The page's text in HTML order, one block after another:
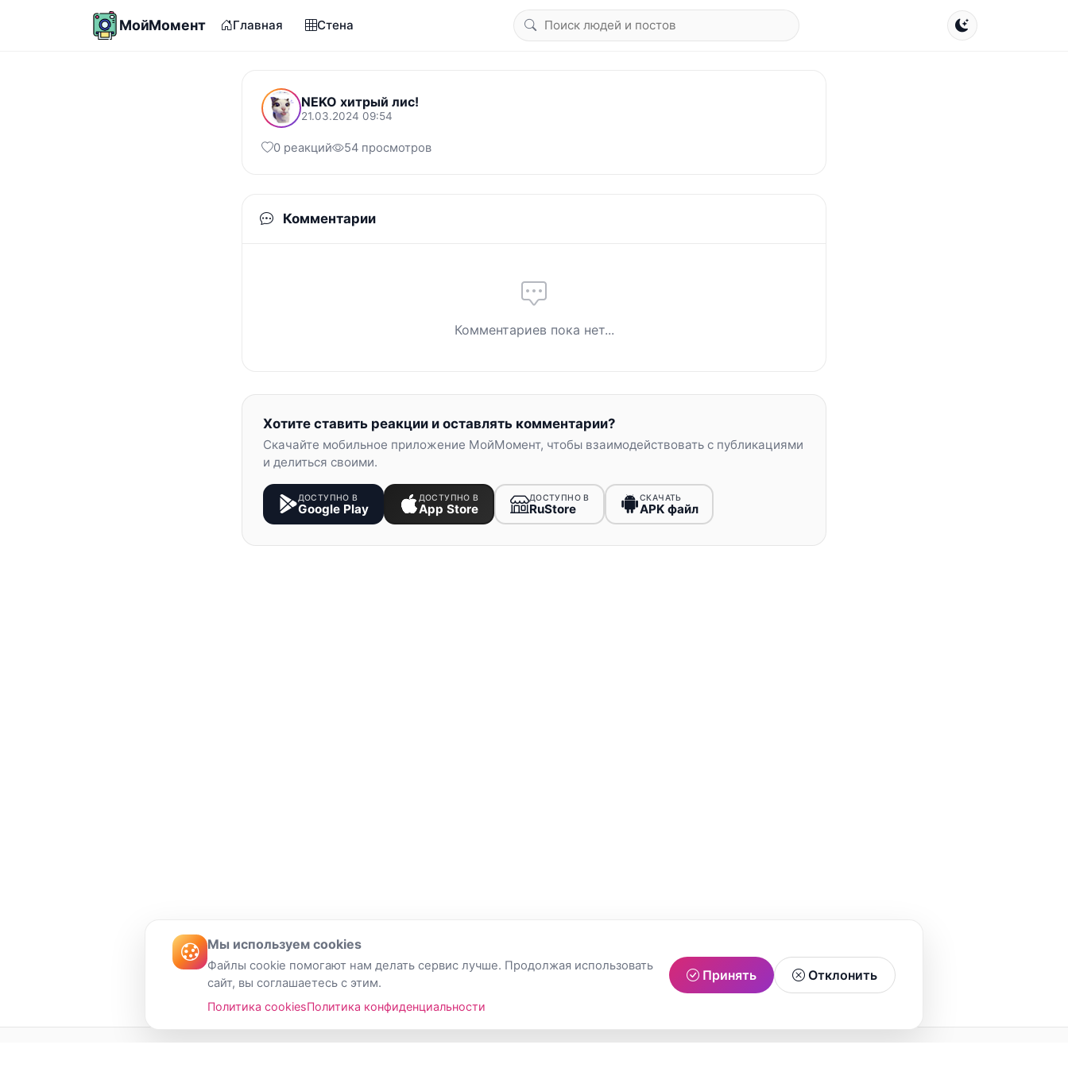
МойМомент Главная Стена
NEKO хитрый лис!
21.03.2024 09:54
0 реакций 54 просмотров
Комментарии
Комментариев пока нет...
Хотите ставить реакции и оставлять комментарии?
Скачайте мобильное приложение МойМомент, чтобы взаимодействовать с публикациями
и делиться своими.
ДОСТУПНО В
Google Play
ДОСТУПНО В
App Store
ДОСТУПНО В
RuStore
СКАЧАТЬ
APK файл
Мы используем cookies
Файлы cookie помогают нам делать сервис лучше. Продолжая использовать
сайт, вы соглашаетесь с этим.
Политика cookiesПолитика конфиденциальности
Принять Отклонить